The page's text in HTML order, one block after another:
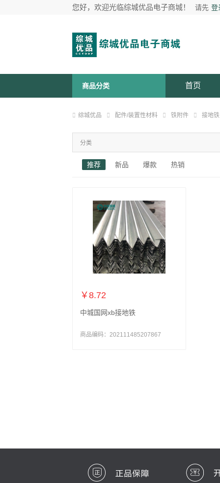
您好，欢迎光临综城优品电子商城！ 请先 登
商品分类 首页
综城优品 配件/装置性材料 铁附件 接地铁
分类
推荐 新品 爆款 热销
￥8.72
中城国网xb接地铁
商品编码：202111485207867